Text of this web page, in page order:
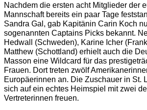
Nachdem die ersten acht Mitglieder der
Mannschaft bereits ein paar Tage
Sandra Gal, gab Kapitänin Carin Koch
sogenannten Captains Picks bekannt.
Hedwall (Schweden), Karine Icher
Matthew (Schottland) erhielt auch die
Masson eine Wildcard für das
Frauen. Dort treten zwölf
Europäerinnen an. Die Zuschauer in St.
sich auf ein echtes Heimspiel mit zwei
Vertreterinnen freuen.